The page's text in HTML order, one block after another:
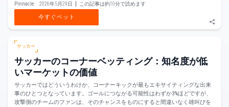
Pinnacle 2026年5月29日 この記事は約10分で読めます
今すぐベット
サッカー
サッカーのコーナーベッティング：知名度が低
いマーケットの価値
サッカーではどういうわけか、コーナーキックが最もエキサイティングな出来
事のひとつとなっています。ゴールにつながる可能性はわずか3%ほどですが、
攻撃側のチームのファンは、そのチャンスをものにすると間違いなく雄叫びを